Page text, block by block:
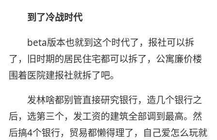
到了冷战时代
beta版本也就到这个时代了，报社可以拆
了，旧时期的居民住宅都可以拆了，公寓廉价楼
围着医院建报社就拆了吧。
发林啥都别管直接研究银行，造几个银行之
后，选第三个，发工资的建筑全部调到最高。然
后搞4个银行，贸易都懒得理了，自己爱怎么玩就